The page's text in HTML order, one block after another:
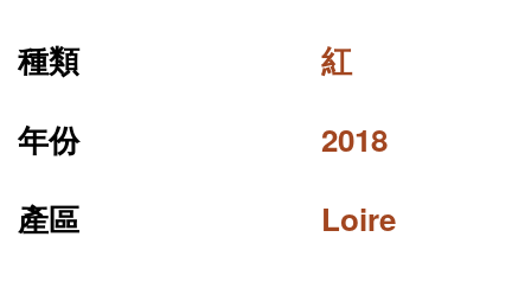
種類
紅
年份
2018
產區
Loire